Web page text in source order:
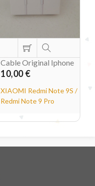
Cable Original Iphone
10,00 €
XIAOMI Redmi Note 9S /
Redmi Note 9 Pro